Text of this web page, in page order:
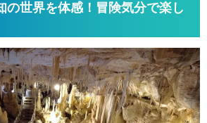
の世界を体感！冒険気分で楽し